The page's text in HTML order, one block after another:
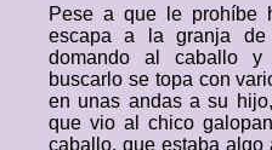
Pese a que le prohíbe
escapa a la granja de
domando al caballo
buscarlo se topa con
en unas andas a su
que vio al chico
caballo, que estaba algo